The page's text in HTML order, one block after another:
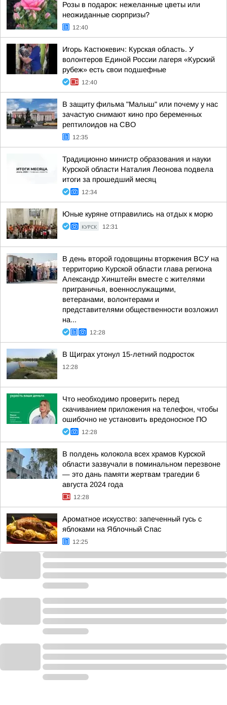
Розы в подарок: нежеланные цветы или
неожиданные сюрпризы?
12:40
Игорь Кастюкевич: Курская область. У
волонтеров Единой России лагеря «Курский
рубеж» есть свои подшефные
12:40
В защиту фильма "Малыш" или почему у нас
зачастую снимают кино про беременных
рептилоидов на СВО
12:35
Традиционно министр образования и науки
Курской области Наталия Леонова подвела
итоги за прошедший месяц
12:34
Юные куряне отправились на отдых к морю
КУРСК 12:31
В день второй годовщины вторжения ВСУ на
территорию Курской области глава региона
Александр Хинштейн вместе с жителями
приграничья, военнослужащими,
ветеранами, волонтерами и
представителями общественности возложил
на...
12:28
В Щиграх утонул 15-летний подросток
12:28
Что необходимо проверить перед
скачиванием приложения на телефон, чтобы
ошибочно не установить вредоносное ПО
12:28
В полдень колокола всех храмов Курской
области зазвучали в поминальном перезвоне
— это дань памяти жертвам трагедии 6
августа 2024 года
12:28
Ароматное искусство: запеченный гусь с
яблоками на Яблочный Спас
12:25